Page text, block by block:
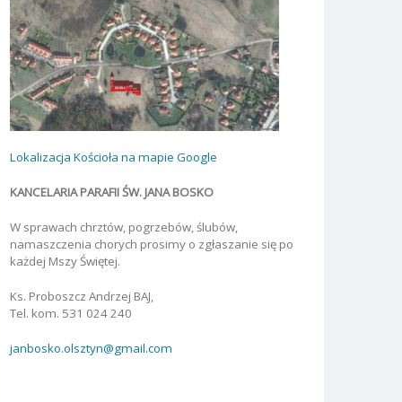
Lokalizacja Kościoła na mapie Google
KANCELARIA PARAFII ŚW. JANA BOSKO
W sprawach chrztów, pogrzebów, ślubów,
namaszczenia chorych prosimy o zgłaszanie się po
każdej Mszy Świętej.
Ks. Proboszcz Andrzej BAJ,
Tel. kom. 531 024 240
janbosko.olsztyn@gmail.com